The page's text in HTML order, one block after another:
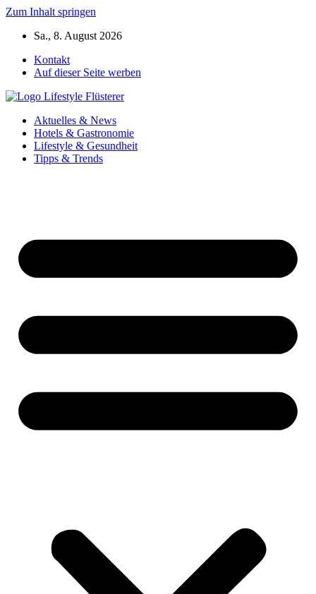
Zum Inhalt springen
Sa., 8. August 2026
Kontakt
Auf dieser Seite werben
Aktuelles & News
Hotels & Gastronomie
Lifestyle & Gesundheit
Tipps & Trends